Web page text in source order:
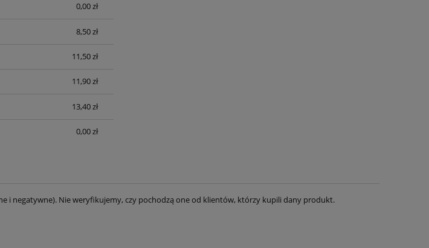
0,00 zł
8,50 zł
11,50 zł
11,90 zł
13,40 zł
0,00 zł
i negatywne). Nie weryfikujemy, czy pochodzą one od klientów, którzy kupili dany produkt.